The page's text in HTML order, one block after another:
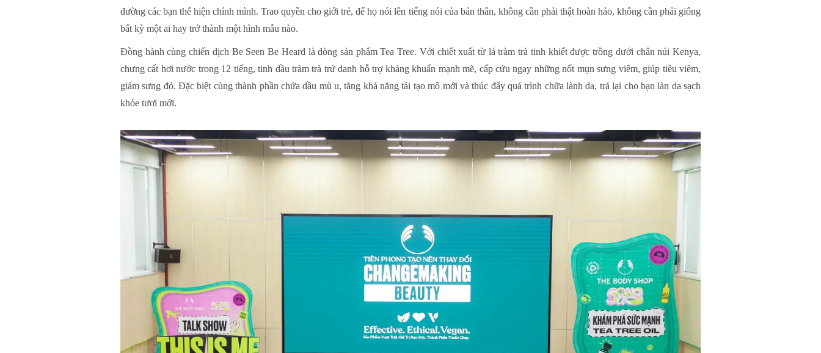
đường các bạn thể hiện chính mình. Trao quyền cho giới trẻ, để họ nói lên tiếng nói của bản thân, không cần phải thật hoàn hảo, không cần phải giống
bất kỳ một ai hay trở thành một hình mẫu nào.
Đồng hành cùng chiến dịch Be Seen Be Heard là dòng sản phẩm Tea Tree. Với chiết xuất từ lá tràm trà tinh khiết được trồng dưới chân núi Kenya,
chưng cất hơi nước trong 12 tiếng, tinh dầu tràm trà trứ danh hỗ trợ kháng khuẩn mạnh mẽ, cấp cứu ngay những nốt mụn sưng viêm, giúp tiêu viêm,
giảm sưng đỏ. Đặc biệt cùng thành phần chứa dầu mù u, tăng khả năng tái tạo mô mới và thúc đẩy quá trình chữa lành da, trả lại cho bạn làn da sạch
khỏe tươi mới.